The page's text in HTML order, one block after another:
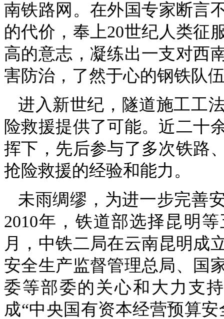
南铁路网。在外国专家断言
的代价，奉上20世纪人类
高的意志，凝练出一支对西
害防治，了然于心的钢铁队
进入新世纪，隧道施工工
险救援提供了可能。近二十
挥下，先后参与了多次铁路
抢险救援的经验和能力。
未雨绸缪，为进一步完善
2010年，铁道部选择昆明
月，中铁二局在云南昆明成
安全生产监督管理总局、国
委等部委的关心和大力支
成“中央国有资本经营预算